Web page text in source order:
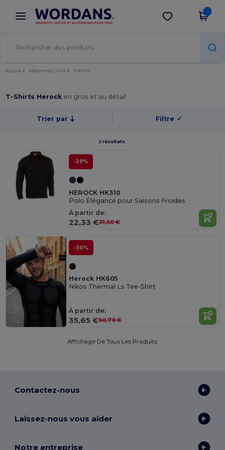
× Appli Wordans
Meilleurs prix sur l’app !
Obtenir l'appli
Accueil Vêtements | Unis T-Shirts
T-Shirts Herock en gros et au détail
Trier par Filtre ✓
2 résultats.
-29%
HEROCK HK310
Polo Élégance pour Saisons Froides
À partir de:
22,33 €31,50 €
-30%
Herock HK605
Nikos Thermal Ls Tee-Shirt
À partir de:
35,65 €50,70 €
Affichage De Tous Les Produits.
Contactez-nous
Laissez-nous vous aider
Notre entreprise